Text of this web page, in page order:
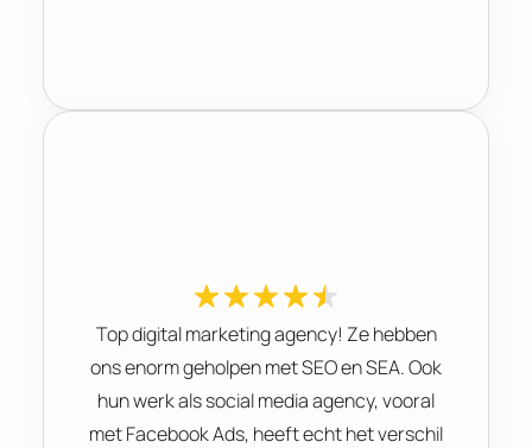
Top digital marketing agency! Ze hebben
ons enorm geholpen met SEO en SEA. Ook
hun werk als social media agency, vooral
met Facebook Ads, heeft echt het verschil